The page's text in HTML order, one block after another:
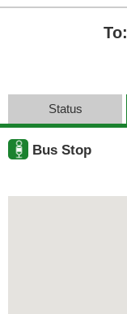
Status
Bus Stop